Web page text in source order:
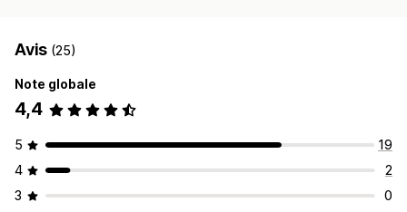
Avis (25)
Note globale
4,4
5
19
4
2
3
0